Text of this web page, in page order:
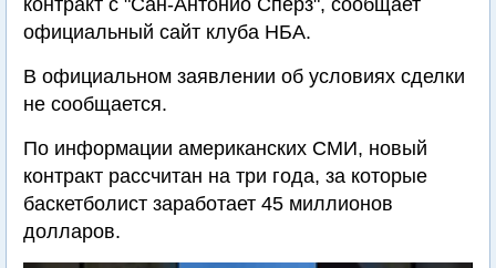
контракт с "Сан-Антонио Сперз", сообщает
официальный сайт клуба НБА.
В официальном заявлении об условиях сделки
не сообщается.
По информации американских СМИ, новый
контракт рассчитан на три года, за которые
баскетболист заработает 45 миллионов
долларов.